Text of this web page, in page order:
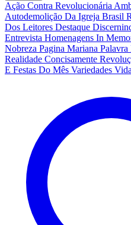
Ação Contra Revolucionária
Autodemolição Da Igreja Brasil
Dos Leitores Destaque
Entrevista Homenagens In
Nobreza Pagina Mariana Palavra
Realidade Concisamente
E Festas Do Mês Variedades